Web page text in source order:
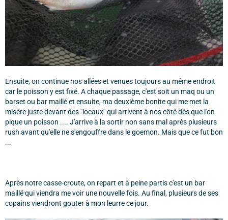
Ensuite, on continue nos allées et venues toujours au même endroit
car le poisson y est fixé. A chaque passage, c'est soit un maq ou un
barset ou bar maillé et ensuite, ma deuxième bonite qui me met la
misère juste devant des "locaux" qui arrivent à nos côté dès que l'on
pique un poisson .... J'arrive à la sortir non sans mal après plusieurs
rush avant qu'elle ne s'engouffre dans le goemon. Mais que ce fut bon
...
Après notre casse-croute, on repart et à peine partis c'est un bar
maillé qui viendra me voir une nouvelle fois. Au final, plusieurs de ses
copains viendront gouter à mon leurre ce jour.